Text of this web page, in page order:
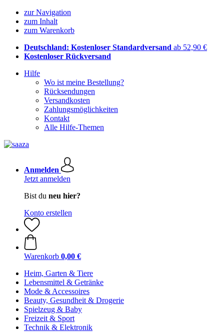
zur Navigation
zum Inhalt
zum Warenkorb
Deutschland: Kostenloser Standardversand ab 52,90 €
Kostenloser Rückversand
Hilfe
Wo ist meine Bestellung?
Rücksendungen
Versandkosten
Zahlungsmöglichkeiten
Kontakt
Alle Hilfe-Themen
Anmelden
Jetzt anmelden
Bist du neu hier?
Konto erstellen
Warenkorb 0,00 €
Heim, Garten & Tiere
Lebensmittel & Getränke
Mode & Accessoires
Beauty, Gesundheit & Drogerie
Spielzeug & Baby
Freizeit & Sport
Technik & Elektronik